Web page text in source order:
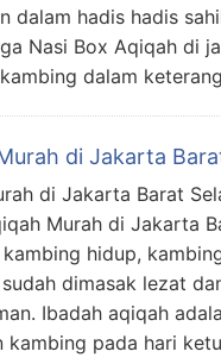
dalam hadis hadis
Nasi Box Aqiqah di
dalam
di Jakarta
di Jakarta Barat
Murah di Jakarta
hidup,
dimasak lezat
Ibadah aqiqah
kambing pada hari